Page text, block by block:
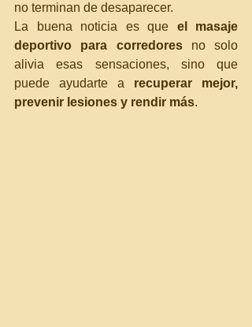
no terminan de desaparecer.
La buena noticia es que el masaje
deportivo para corredores no solo
alivia esas sensaciones, sino que
puede ayudarte a recuperar mejor,
prevenir lesiones y rendir más.